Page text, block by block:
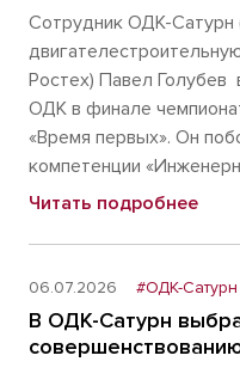
Сотрудник ОДК-Сатурн
Ростех) Павел Голубев
ОДК в финале
«Время первых». Он
компетенции
Читать подробнее
06.07.2026 #ОДК-Сатурн
В ОДК-Сатурн